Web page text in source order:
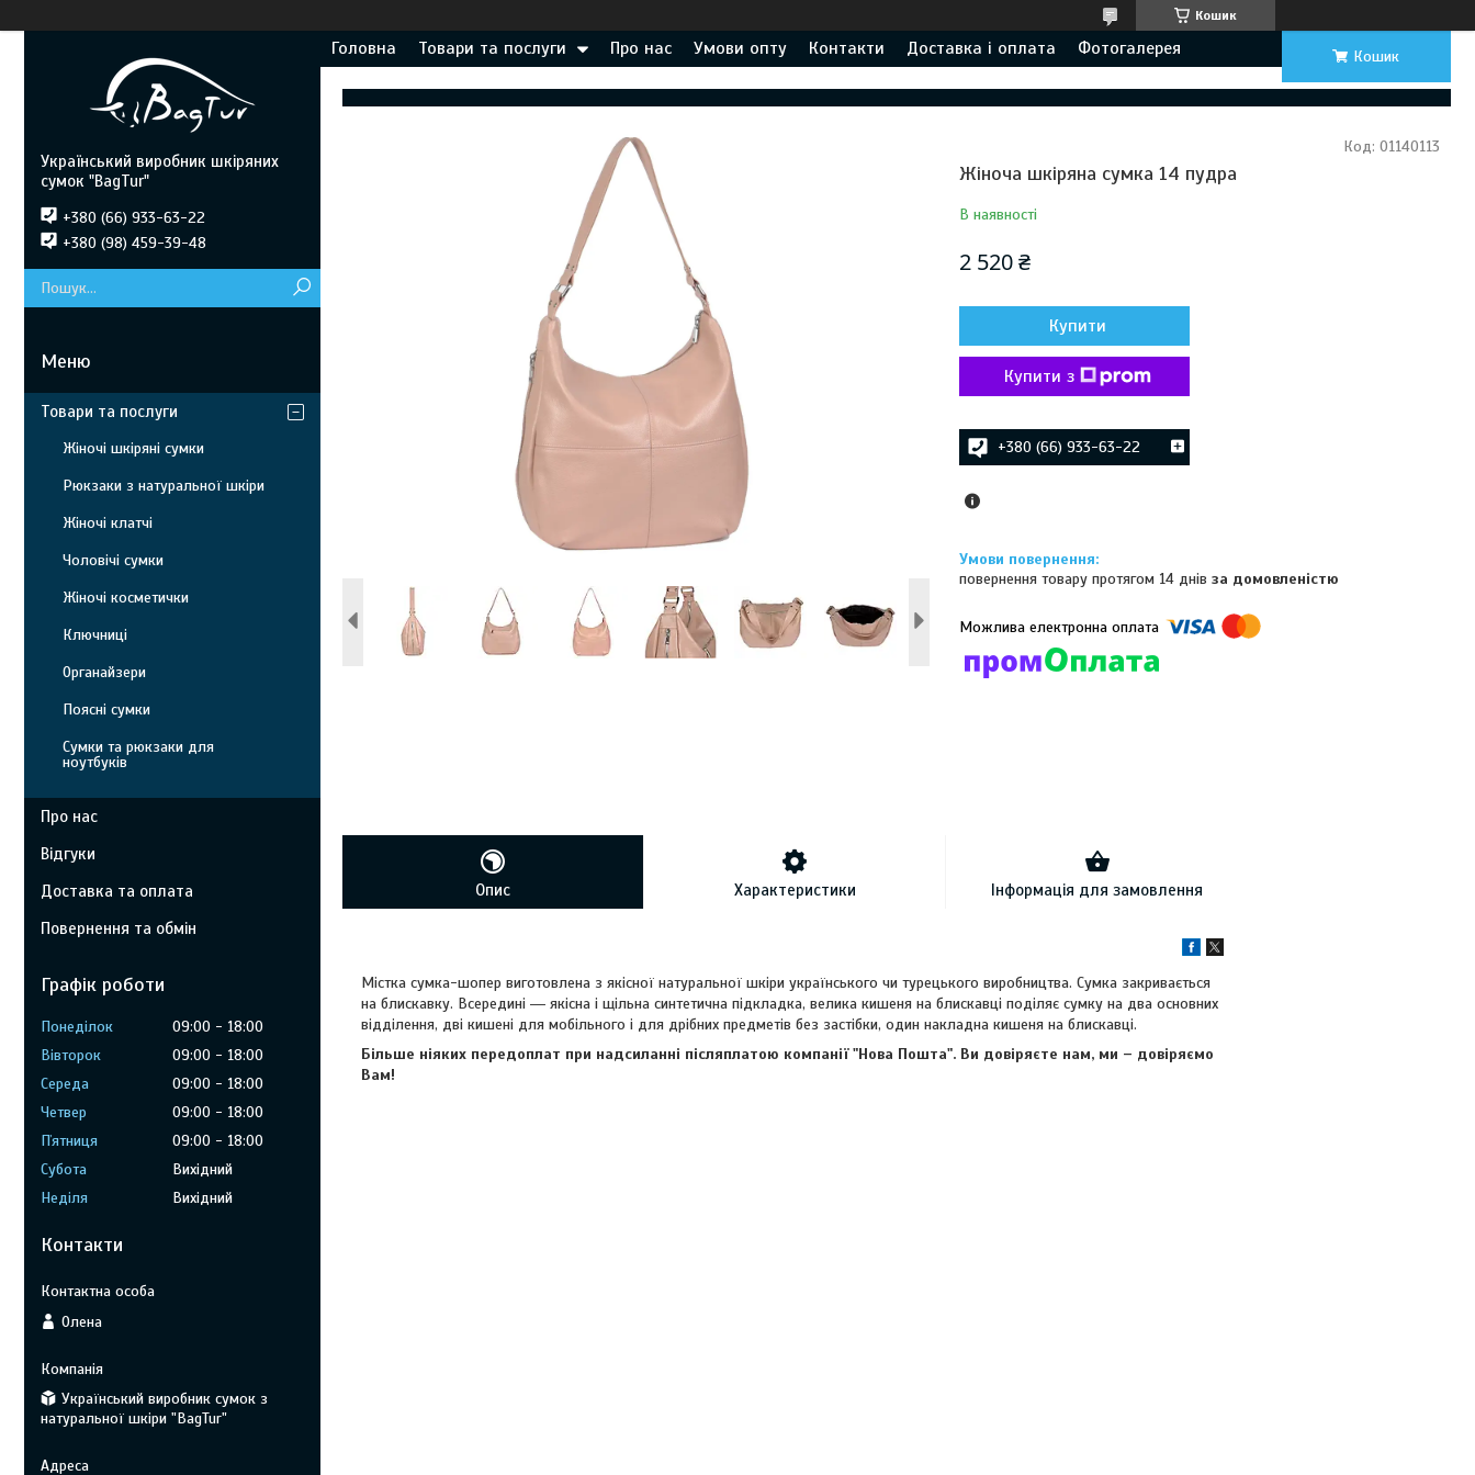
Кошик
Головна Товари та послуги Про нас Умови опту Контакти Доставка і оплата Фотогалерея Кошик
Жіноча шкіряна сумка 14 пудра
В наявності
Код: 01140113
2 520 ₴
Купити
Купити з
+380 (66) 933-63-22
повернення товару протягом 14 днівза домовленістю
Опис Характеристики Інформація для замовлення
Містка сумка-шопер виготовлена з якісної натуральної шкіри українського чи турецького виробництва. Сумка закривається
на блискавку. Всередині ― якісна і щільна синтетична підкладка, велика кишеня на блискавці поділяє сумку на два основних
відділення, дві кишені для мобільного і для дрібних предметів без застібки, один накладна кишеня на блискавці.
Більше ніяких передоплат при надсиланні післяплатою компанії "Нова Пошта". Ви довіряєте нам, ми – довіряємо
Вам!
Український виробник шкіряних
сумок "BagTur"
+380 (66) 933-63-22
+380 (98) 459-39-48
Товари та послуги
Жіночі шкіряні сумки
Рюкзаки з натуральної шкіри
Жіночі клатчі
Чоловічі сумки
Жіночі косметички
Ключниці
Органайзери
Поясні сумки
Сумки та рюкзаки для
ноутбуків
Про нас
Відгуки
Доставка та оплата
Повернення та обмін
Графік роботи
Понеділок 09:00
18:00
Вівторок
09:00
18:00
Середа
09:00
18:00
Четвер
09:00
18:00
Пʼятниця
09:00
18:00
Субота
Вихідний
Неділя
Вихідний
Контакти
Олена
Український виробник сумок з
натуральної шкіри "BagTur"